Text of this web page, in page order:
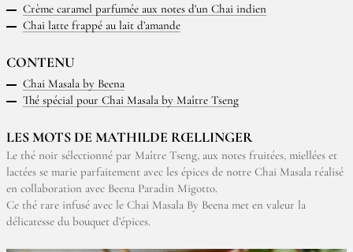
Crème caramel parfumée aux notes d’un Chai indien
Chai latte frappé au lait d’amande
CONTENU
Chai Masala by Beena
Thé spécial pour Chai Masala by Maître Tseng
LES MOTS DE MATHILDE RŒLLINGER
Le thé noir sélectionné par Maître Tseng, aux notes fruitées, miellées et
lactées se marie parfaitement avec les épices de notre Chai Masala réalisé
en collaboration avec Beena Paradin Migotto.
Ce thé rare infusé avec le Chai Masala By Beena met en valeur la
délicatesse du bouquet d’épices.